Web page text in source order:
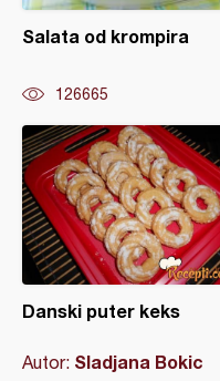
Salata od krompira
126665
Danski puter keks
Autor: Sladjana Bokic